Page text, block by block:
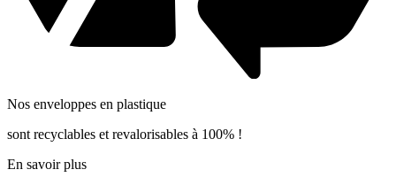
Nos enveloppes en plastique
sont recyclables et revalorisables à 100% !
En savoir plus